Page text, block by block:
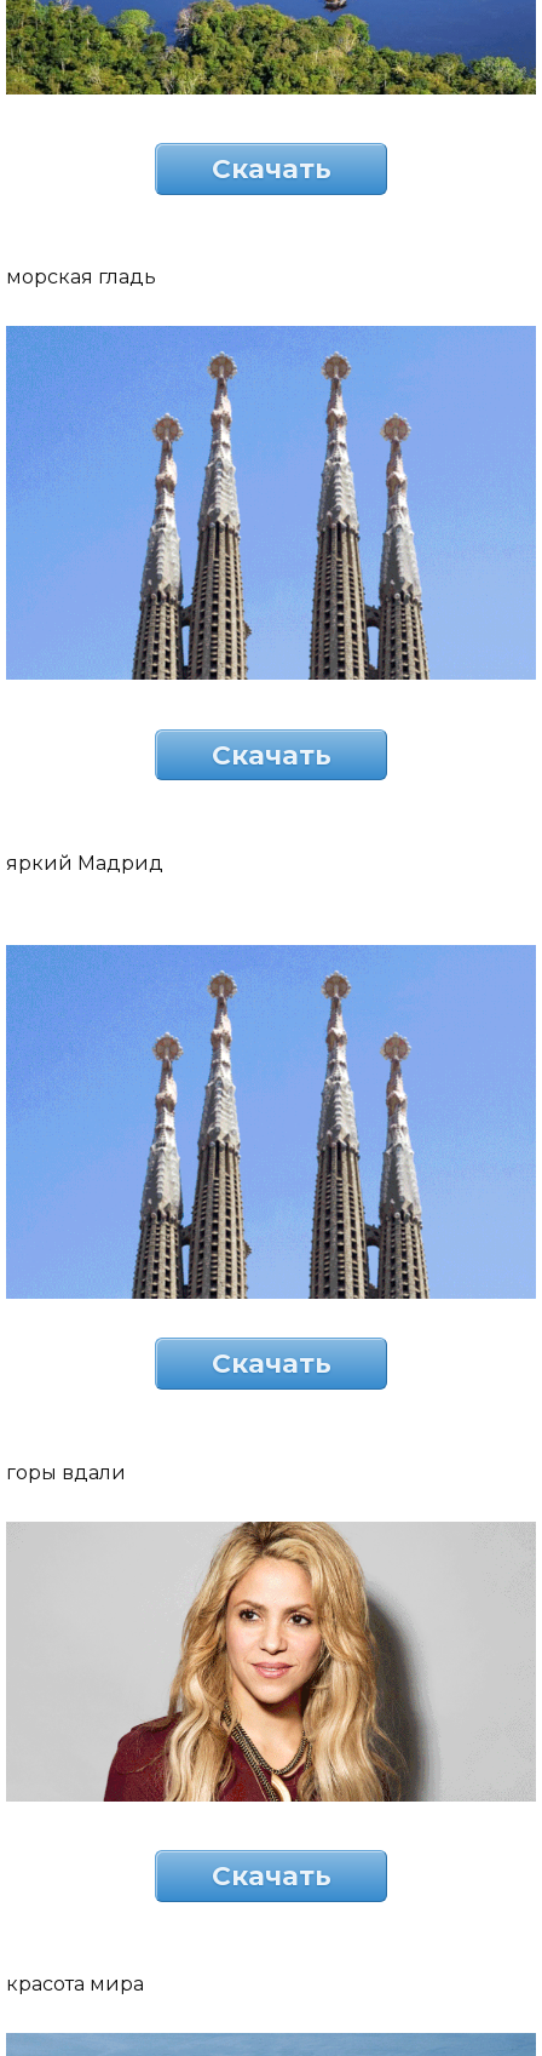
Скачать
морская гладь
Скачать
яркий Мадрид
Скачать
горы вдали
Скачать
красота мира